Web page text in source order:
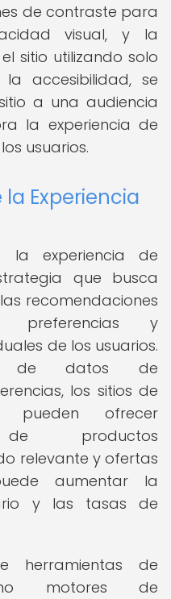
de contraste para
visual, y la
sitio utilizando solo
accesibilidad, se
a una audiencia
la experiencia de
usuarios.
Experiencia
la experiencia de
que busca
recomendaciones
y
de los usuarios.
de datos de
los sitios de
pueden ofrecer
de productos
relevante y ofertas
aumentar la
y las tasas de
herramientas de
motores de